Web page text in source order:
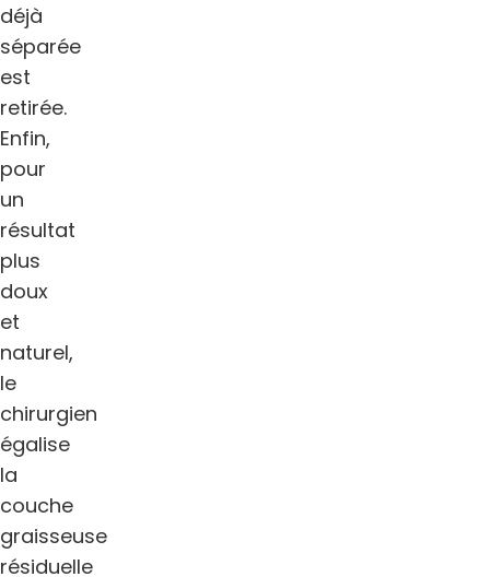
déjà
séparée
est
retirée.
Enfin,
pour
un
résultat
plus
doux
et
naturel,
le
chirurgien
égalise
la
couche
graisseuse
résiduelle